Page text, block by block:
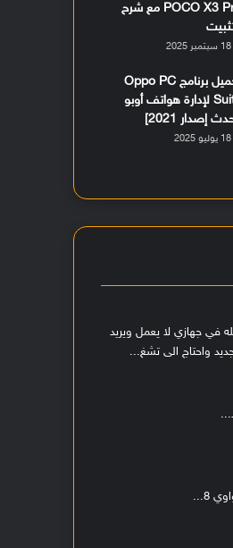
POCO X3 Pro مع شرح
18 سبتمبر 2025
تحميل برنامج Oppo PC
Suite لإدارة هواتف أوبو
إصدار 2021]
18 يوليو 2025
في جهازي لا يعمل ويريد
واحتاج الى تشغ...
8...